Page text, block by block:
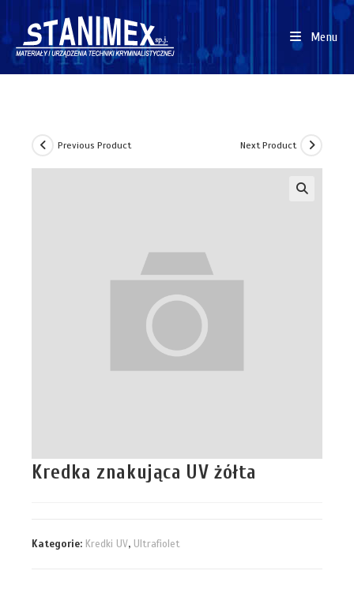
Menu
Previous Product Next Product
Kredka znakująca UV żółta
Kategorie: Kredki UV, Ultrafiolet